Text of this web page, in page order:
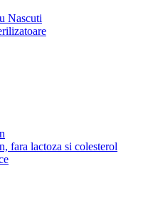
Nascuti
fara lactoza si colesterol